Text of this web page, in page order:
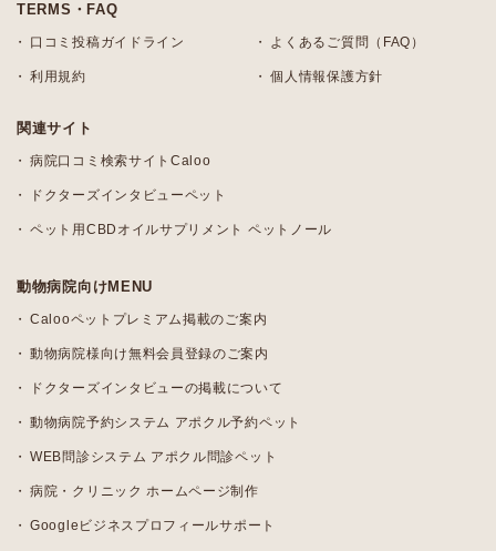
TERMS・FAQ
口コミ投稿ガイドライン よくあるご質問（FAQ）
利用規約 個人情報保護方針
関連サイト
病院口コミ検索サイトCaloo
ドクターズインタビューペット
ペット用CBDオイルサプリメント ペットノール
動物病院向けMENU
Calooペットプレミアム掲載のご案内
動物病院様向け無料会員登録のご案内
ドクターズインタビューの掲載について
動物病院予約システム アポクル予約ペット
WEB問診システム アポクル問診ペット
病院・クリニック ホームページ制作
Googleビジネスプロフィールサポート